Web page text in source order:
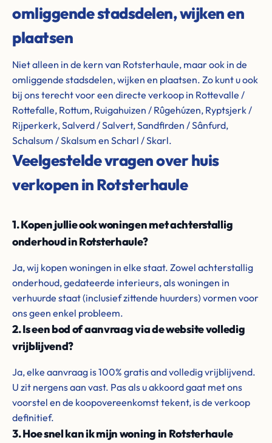
omliggende stadsdelen, wijken en
plaatsen
Niet alleen in de kern van Rotsterhaule, maar ook in de
omliggende stadsdelen, wijken en plaatsen. Zo kunt u ook
bij ons terecht voor een directe verkoop in Rottevalle /
Rottefalle, Rottum, Ruigahuizen / Rûgehúzen, Ryptsjerk /
Rijperkerk, Salverd / Salvert, Sandfirden / Sânfurd,
Schalsum / Skalsum en Scharl / Skarl.
Veelgestelde vragen over huis
verkopen in Rotsterhaule
1. Kopen jullie ook woningen met achterstallig
onderhoud in Rotsterhaule?
Ja, wij kopen woningen in elke staat. Zowel achterstallig
onderhoud, gedateerde interieurs, als woningen in
verhuurde staat (inclusief zittende huurders) vormen voor
ons geen enkel probleem.
2. Is een bod of aanvraag via de website volledig
vrijblijvend?
Ja, elke aanvraag is 100% gratis and volledig vrijblijvend.
U zit nergens aan vast. Pas als u akkoord gaat met ons
voorstel en de koopovereenkomst tekent, is de verkoop
definitief.
3. Hoe snel kan ik mijn woning in Rotsterhaule